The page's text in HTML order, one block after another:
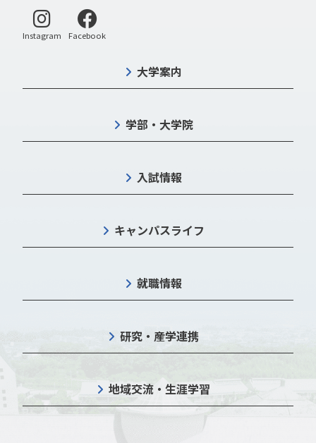
Instagram 別ウィンドウで開く
Facebook別ウィンドウで開く
大学案内
学部・大学院
入試情報
キャンパスライフ
就職情報
研究・産学連携
地域交流・生涯学習